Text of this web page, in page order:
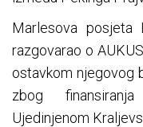
Marlesova posjeta
razgovarao o
ostavkom njegovog
zbog
Ujedinjenom